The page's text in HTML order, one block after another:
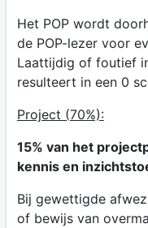
Het POP wordt
de POP-lezer voor
Laattijdig of foutief
resulteert in een 0
Project (70%):
15% van het
kennis en
Bij gewettigde
of bewijs van